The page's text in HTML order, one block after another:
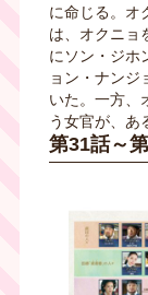
に命じる。オ
は、オクニョ
にソン・ジホ
ョン・ナンジ
いた。一方、
う女官が、あ
第31話～